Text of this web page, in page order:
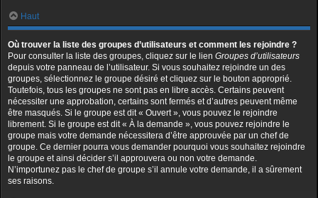
Haut
Où trouver la liste des groupes d’utilisateurs et comment les rejoindre ?
Pour consulter la liste des groupes, cliquez sur le lien Groupes d’utilisateurs
depuis votre panneau de l’utilisateur. Si vous souhaitez rejoindre un des
groupes, sélectionnez le groupe désiré et cliquez sur le bouton approprié.
Toutefois, tous les groupes ne sont pas en libre accès. Certains peuvent
nécessiter une approbation, certains sont fermés et d’autres peuvent même
être masqués. Si le groupe est dit « Ouvert », vous pouvez le rejoindre
librement. Si le groupe est dit « À la demande », vous pouvez rejoindre le
groupe mais votre demande nécessitera d’être approuvée par un chef de
groupe. Ce dernier pourra vous demander pourquoi vous souhaitez rejoindre
le groupe et ainsi décider s’il approuvera ou non votre demande.
N’importunez pas le chef de groupe s’il annule votre demande, il a sûrement
ses raisons.